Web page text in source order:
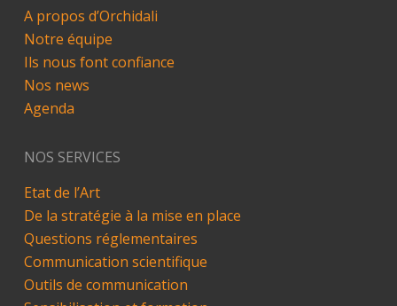
A propos d’Orchidali
Notre équipe
Ils nous font confiance
Nos news
Agenda
NOS SERVICES
Etat de l’Art
De la stratégie à la mise en place
Questions réglementaires
Communication scientifique
Outils de communication